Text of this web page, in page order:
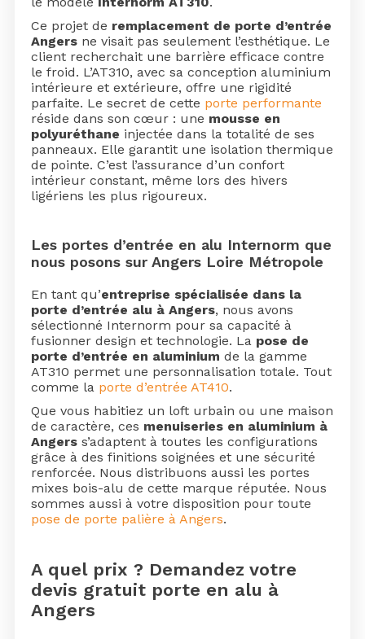
Ce projet de remplacement de porte d’entrée
Angers ne visait pas seulement l’esthétique. Le
client recherchait une barrière efficace contre
le froid. L’AT310, avec sa conception aluminium
intérieure et extérieure, offre une rigidité
parfaite. Le secret de cette porte performante
réside dans son cœur : une mousse en
polyuréthane injectée dans la totalité de ses
panneaux. Elle garantit une isolation thermique
de pointe. C’est l’assurance d’un confort
intérieur constant, même lors des hivers
ligériens les plus rigoureux.
Les portes d’entrée en alu Internorm que
nous posons sur Angers Loire Métropole
En tant qu’entreprise spécialisée dans la
porte d’entrée alu à Angers, nous avons
sélectionné Internorm pour sa capacité à
fusionner design et technologie. La pose de
porte d’entrée en aluminium de la gamme
AT310 permet une personnalisation totale. Tout
comme la porte d’entrée AT410.
Que vous habitiez un loft urbain ou une maison
de caractère, ces menuiseries en aluminium à
Angers s’adaptent à toutes les configurations
grâce à des finitions soignées et une sécurité
renforcée. Nous distribuons aussi les portes
mixes bois-alu de cette marque réputée. Nous
sommes aussi à votre disposition pour toute
pose de porte palière à Angers.
A quel prix ? Demandez votre
devis gratuit porte en alu à
Angers